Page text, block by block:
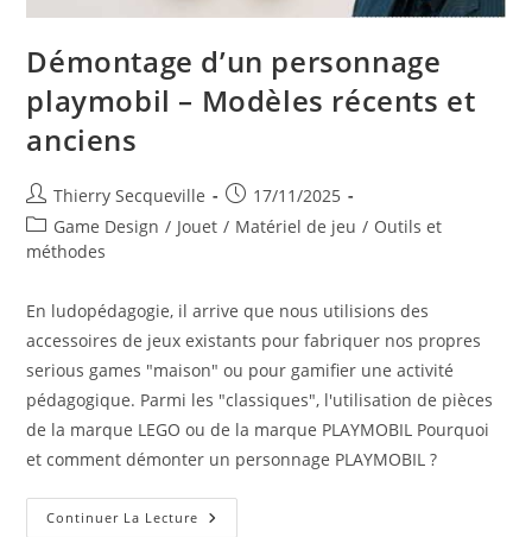
Démontage d’un personnage
playmobil – Modèles récents et
anciens
Auteur/autrice
de
la
Thierry Secqueville
Publication
publiée :
17/11/2025
Post
category:
Game Design / Jouet / Matériel de jeu / Outils et
méthodes
En ludopédagogie, il arrive que nous utilisions des
accessoires de jeux existants pour fabriquer nos propres
serious games "maison" ou pour gamifier une activité
pédagogique. Parmi les "classiques", l'utilisation de pièces
de la marque LEGO ou de la marque PLAYMOBIL Pourquoi
et comment démonter un personnage PLAYMOBIL ?
Continuer La Lecture Démontage